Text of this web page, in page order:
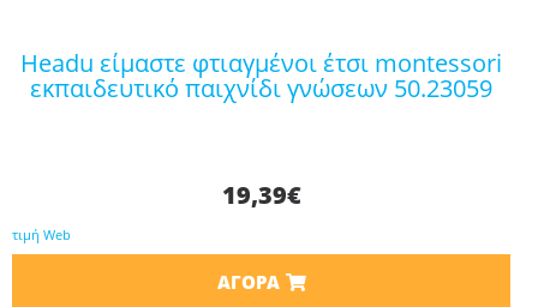
headu είμαστε φτιαγμένοι έτσι montessori
εκπαιδευτικό παιχνίδι γνώσεων 50.23059
19,39€
τιμή Web
ΑΓΟΡΆ